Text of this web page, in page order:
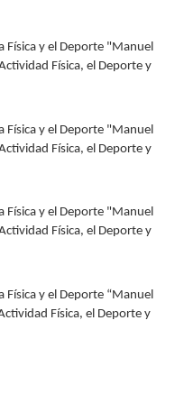
Física y el Deporte "Manuel
Física, el Deporte y
Física y el Deporte "Manuel
Física, el Deporte y
Física y el Deporte "Manuel
Física, el Deporte y
Física y el Deporte “Manuel
Física, el Deporte y